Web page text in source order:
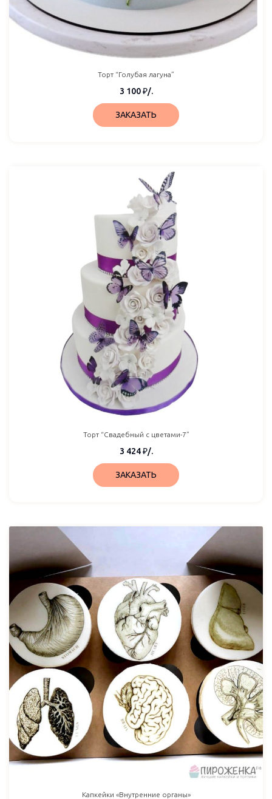
Торт “Голубая лагуна”
3 100₽/.
ЗАКАЗАТЬ
Торт “Свадебный с цветами-7”
3 424₽/.
ЗАКАЗАТЬ
Капкейки «Внутренние органы»